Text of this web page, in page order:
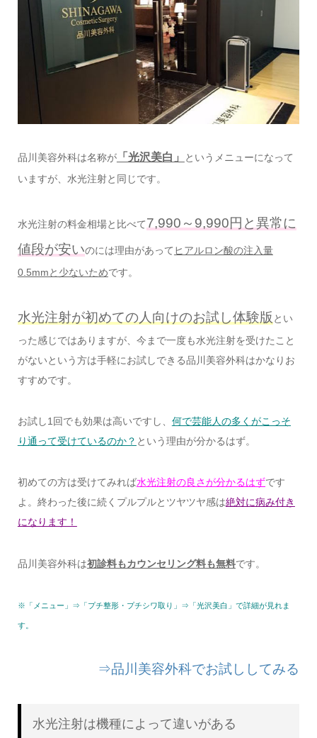
品川美容外科は名称が「光沢美白」
というメニューになって
いますが、水光注射と同じです。
水光注射の料金相場と比べて7,990～9,990円と異常に
値段が安いのには理由があって ヒアルロン酸の注入量
0.5mmと少ないためです。
水光注射が初めての人向けのお試し体験版 とい
った感じではありますが、今まで一度も水光注射を受けたこと
がないという方は手軽にお試しできる品川美容外科はかなりお
すすめです。
お試し1回でも効果は高いですし、 何で芸能人の多くがこっそ
り通って受けているのか？ という理由が分かるはず。
初めての方は受けてみれば水光注射の良さが分かるはずです
よ。終わった後に続くプルプルとツヤツヤ感は絶対に病み付き
になります！
品川美容外科は初診料もカウンセリング料も無料です。
※「メニュー」⇒「プチ整形・プチシワ取り」⇒「光沢美白」で詳細が見れま
す。
⇒品川美容外科でお試ししてみる
水光注射は機種によって違いがある